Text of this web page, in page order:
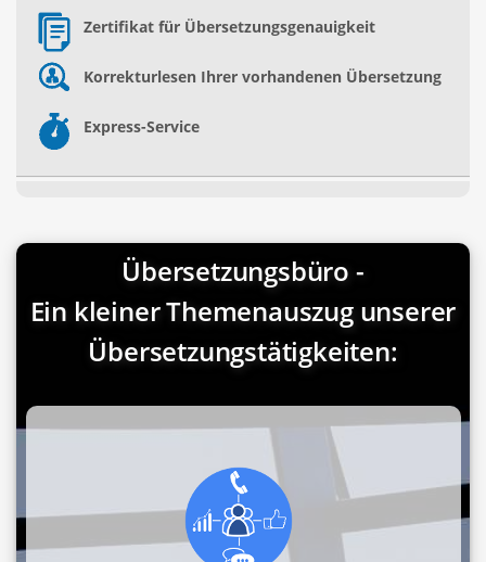
Zertifikat für Übersetzungsgenauigkeit
Korrekturlesen Ihrer vorhandenen Übersetzung
Express-Service
Übersetzungsbüro -
Ein kleiner Themenauszug unserer
Übersetzungstätigkeiten: